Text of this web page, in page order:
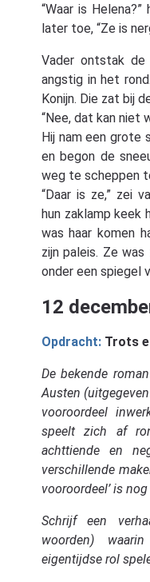
“Waar is
later toe, “Ze is
Vader ontstak
angstig in het
Konijn. Die zat bij
“Nee, dat kan niet
Hij nam een grote
en begon de
weg te scheppen
“Daar is ze,” zei
hun zaklamp keek
was haar komen
zijn paleis. Ze
onder een spiegel
12
Opdracht:Trots
De bekende
Austen
vooroordeel
speelt zich af
achttiende en
verschillende
vooroordeel’ is
Schrijf een
woorden)
eigentijdse rol